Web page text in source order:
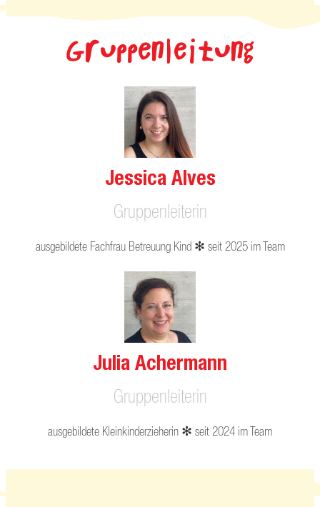
Gruppenleitung
Jessica Alves
Gruppenleiterin
ausgebildete Fachfrau Betreuung Kind ✻ seit 2025 im Team
Julia Achermann
Gruppenleiterin
ausgebildete Kleinkinderzieherin ✻ seit 2024 im Team